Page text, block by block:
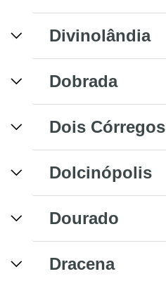
Divinolândia
Dobrada
Dois Córregos
Dolcinópolis
Dourado
Dracena